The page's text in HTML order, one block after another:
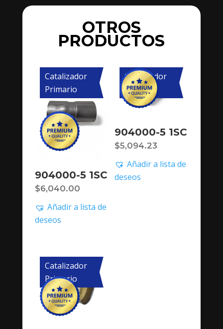
OTROS
PRODUCTOS
Catalizador
Primario
904000-5 1SC
$6,040.00
Añadir a lista de
deseos
Catalizador
Primario
904000-5 1SC
$5,094.23
Añadir a lista de
deseos
Catalizador
Primario